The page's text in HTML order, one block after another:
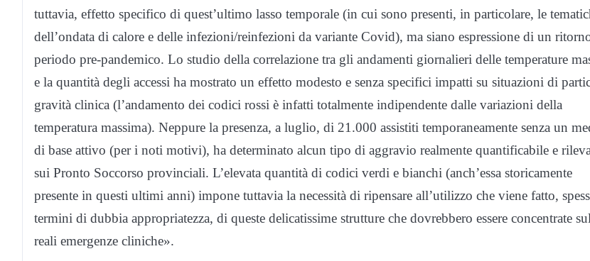
tuttavia, effetto specifico di quest’ultimo lasso temporale (in cui sono presenti, in particolare, le
dell’ondata di calore e delle infezioni/reinfezioni da variante Covid), ma siano espressione di un
periodo pre-pandemico. Lo studio della correlazione tra gli andamenti giornalieri delle temperature
e la quantità degli accessi ha mostrato un effetto modesto e senza specifici impatti su situazioni di
gravità clinica (l’andamento dei codici rossi è infatti totalmente indipendente dalle variazioni della
temperatura massima). Neppure la presenza, a luglio, di 21.000 assistiti temporaneamente senza un
di base attivo (per i noti motivi), ha determinato alcun tipo di aggravio realmente quantificabile e
sui Pronto Soccorso provinciali. L’elevata quantità di codici verdi e bianchi (anch’essa storicamente
presente in questi ultimi anni) impone tuttavia la necessità di ripensare all’utilizzo che viene fatto,
termini di dubbia appropriatezza, di queste delicatissime strutture che dovrebbero essere concentrate
reali emergenze cliniche».